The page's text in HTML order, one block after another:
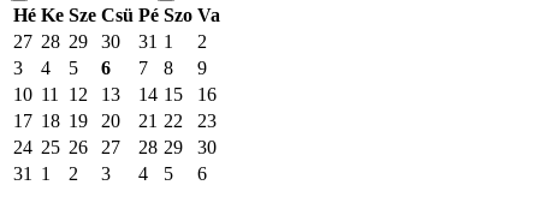
Hé Ke Sze Csü Pé Szo Va
27 28 29 30 31 1
2
3
4 5 6 7 8
9
10 11 12 13 14 15
16
17 18 19 20 21 22
23
24 25 26 27 28 29
30
31
1 2 3 4 5 6